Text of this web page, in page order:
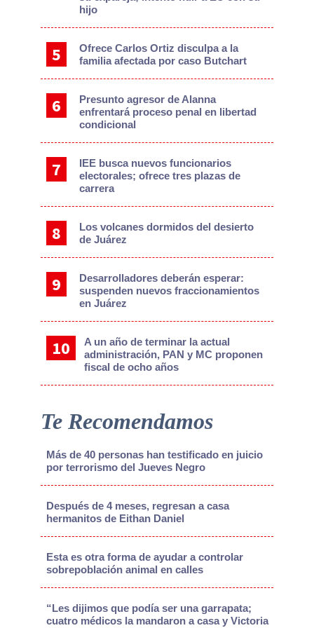
hijo
Ofrece Carlos Ortiz disculpa a la
familia afectada por caso Butchart
Presunto agresor de Alanna
enfrentará proceso penal en libertad
condicional
IEE busca nuevos funcionarios
electorales; ofrece tres plazas de
carrera
Los volcanes dormidos del desierto
de Juárez
Desarrolladores deberán esperar:
suspenden nuevos fraccionamientos
en Juárez
A un año de terminar la actual
administración, PAN y MC proponen
fiscal de ocho años
Te Recomendamos
Más de 40 personas han testificado en juicio
por terrorismo del Jueves Negro
Después de 4 meses, regresan a casa
hermanitos de Eithan Daniel
Esta es otra forma de ayudar a controlar
sobrepoblación animal en calles
“Les dijimos que podía ser una garrapata;
cuatro médicos la mandaron a casa y Victoria